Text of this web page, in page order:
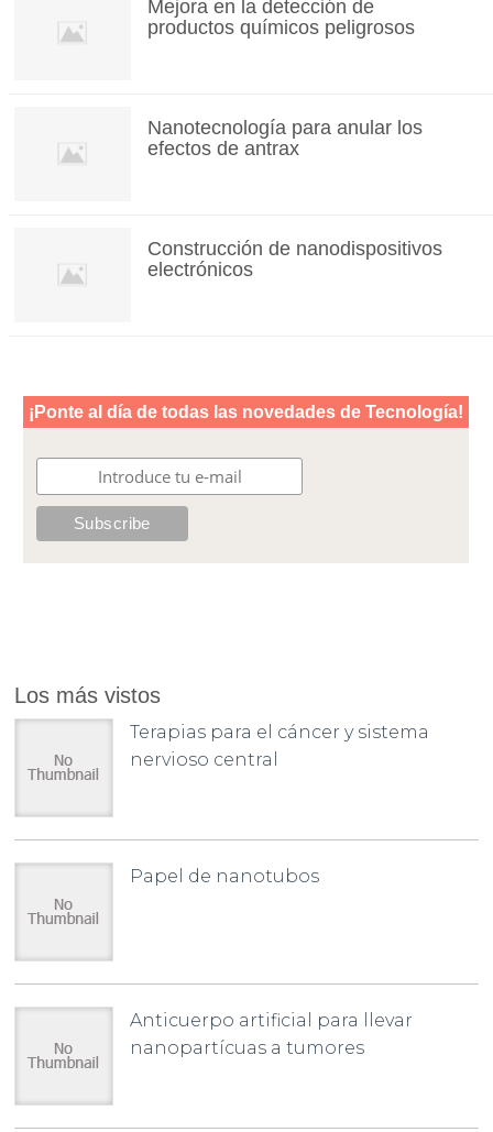
Mejora en la detección de
productos químicos peligrosos
Nanotecnología para anular los
efectos de antrax
Construcción de nanodispositivos
electrónicos
Los más vistos
Terapias para el cáncer y sistema
nervioso central
Papel de nanotubos
Anticuerpo artificial para llevar
nanopartícuas a tumores